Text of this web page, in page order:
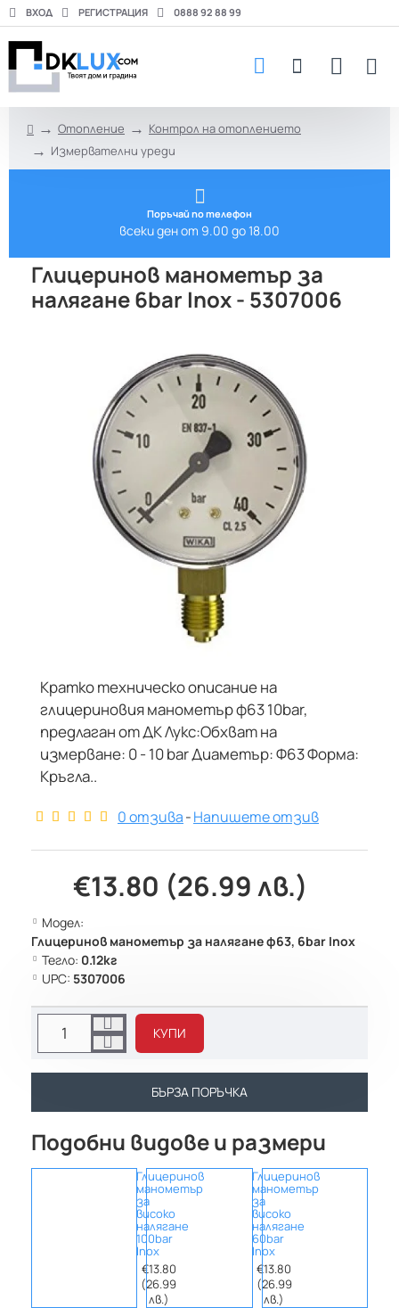
ВХОД РЕГИСТРАЦИЯ 0888 92 88 99
Отопление
Контрол на отоплението
Измервателни уреди
Поръчай по телефон
всеки ден от 9.00 до 18.00
Глицеринов манометър за
налягане 6bar Inox - 5307006
Кратко техническо описание на
глицериновия манометър ф63 10bar,
предлаган от ДК Лукс:Обхват на
измерване: 0 - 10 bar Диаметър: Ф63 Форма:
Кръгла..
0 отзива-Напишете отзив
€13.80 (26.99 лв.)
Модел:
Глицеринов манометър за налягане ф63, 6bar Inox
Тегло: 0.12кг
UPC: 5307006
КУПИ
БЪРЗА ПОРЪЧКА
Подобни видове и размери
Глицеринов
манометър
за
високо
налягане
100bar
Inox
€13.80
(26.99
лв.)
Глицеринов
манометър
за
високо
налягане
60bar
Inox
€13.80
(26.99
лв.)